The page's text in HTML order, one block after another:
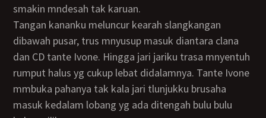
smakin mndesah tak karuan.
Tangan kananku meluncur kearah slangkangan
dibawah pusar, trus mnyusup masuk diantara clana
dan CD tante Ivone. Hingga jari jariku trasa mnyentuh
rumput halus yg cukup lebat didalamnya. Tante Ivone
mmbuka pahanya tak kala jari tlunjukku brusaha
masuk kedalam lobang yg ada ditengah bulu bulu